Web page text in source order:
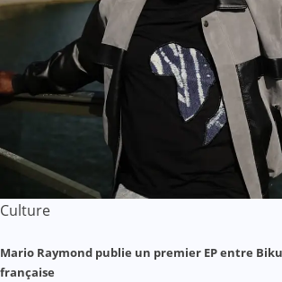
Culture
Mario Raymond publie un premier EP entre
française